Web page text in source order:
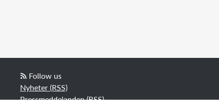
Follow us
Nyheter (RSS)
Pressmeddelanden (RSS)